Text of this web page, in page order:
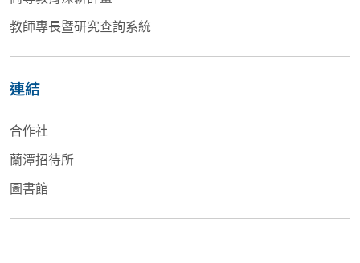
教師專長暨研究查詢系統
連結
合作社
蘭潭招待所
圖書館